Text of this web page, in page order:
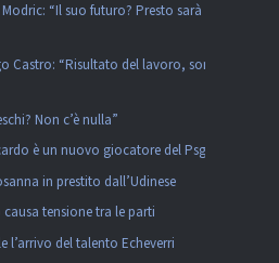
“Il suo futuro? Presto sarà
Castro: “Risultato del lavoro, sono
Non c’è nulla”
è un nuovo giocatore del Psg
in prestito dall’Udinese
tensione tra le parti
l’arrivo del talento Echeverri